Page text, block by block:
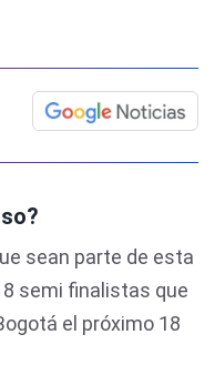
sean parte de esta
semi finalistas que
el próximo 18